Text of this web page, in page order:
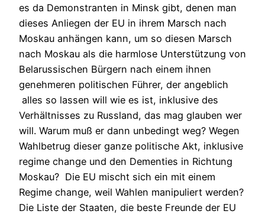
es da Demonstranten in Minsk gibt, denen man
dieses Anliegen der EU in ihrem Marsch nach
Moskau anhängen kann, um so diesen Marsch
nach Moskau als die harmlose Unterstützung von
Belarussischen Bürgern nach einem ihnen
genehmeren politischen Führer, der angeblich
alles so lassen will wie es ist, inklusive des
Verhältnisses zu Russland, das mag glauben wer
will. Warum muß er dann unbedingt weg? Wegen
Wahlbetrug dieser ganze politische Akt, inklusive
regime change und den Dementies in Richtung
Moskau? Die EU mischt sich ein mit einem
Regime change, weil Wahlen manipuliert werden?
Die Liste der Staaten, die beste Freunde der EU